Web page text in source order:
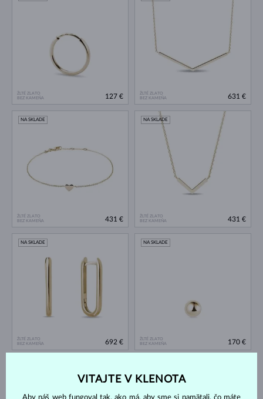
ŽLTÉ ZLATO
BEZ KAMEŇA
127 €
ŽLTÉ ZLATO
BEZ KAMEŇA
631 €
ŽLTÉ ZLATO
BEZ KAMEŇA
NA SKLADE
431 €
ŽLTÉ ZLATO
BEZ KAMEŇA
NA SKLADE
431 €
ŽLTÉ ZLATO
BEZ KAMEŇA
NA SKLADE
692 €
ŽLTÉ ZLATO
BEZ KAMEŇA
NA SKLADE
170 €
VITAJTE V KLENOTA
Aby náš web fungoval tak, ako má, aby sme si pamätali, čo máte